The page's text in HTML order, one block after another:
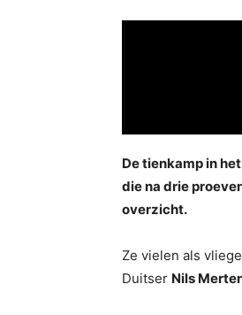
De tienkamp in
die na drie
overzicht.
Ze vielen als
Duitser Nils